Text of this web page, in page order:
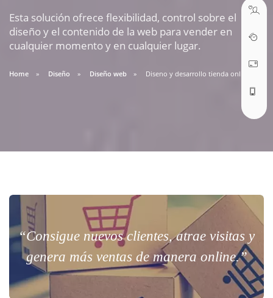
Esta solución ofrece flexibilidad, control sobre el
diseño y el contenido de la web para vender en
cualquier momento y en cualquier lugar.
Home Diseño Diseño web Diseno y desarrollo tienda online
“Consigue nuevos clientes, atrae visitas y
genera más ventas de manera online.”
ABRIR TICKET